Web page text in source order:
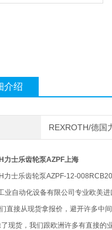
介绍
REXROTH/德国
力士乐齿轮泵AZPF上海
力士乐齿轮泵AZPF-12-
业自动化设备有限公司专业欧美
直接从现货拿报价，避开许多中
现货，我们跟欧洲许多有直接的